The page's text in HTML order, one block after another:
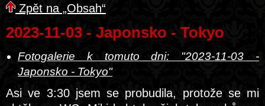
Zpět na „Obsah“
2023-11-03 - Japonsko - Tokyo
Fotogalerie k tomuto dni: "2023-11-03 -
Japonsko - Tokyo"
Asi ve 3:30 jsem se probudila, protože se mi